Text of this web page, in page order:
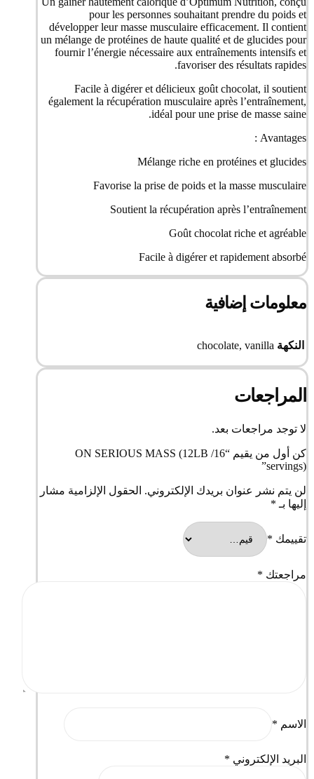
pour les personnes souhaitant prendre du poids et
développer leur masse musculaire efficacement. Il contient
un mélange de protéines de haute qualité et de glucides pour
fournir l’énergie nécessaire aux entraînements intensifs et
favoriser des résultats rapides.
Facile à digérer et délicieux goût chocolat, il soutient
également la récupération musculaire après l’entraînement,
idéal pour une prise de masse saine.
Avantages :
Mélange riche en protéines et glucides
Favorise la prise de poids et la masse musculaire
Soutient la récupération après l’entraînement
Goût chocolat riche et agréable
Facile à digérer et rapidement absorbé
معلومات إضافية
النكهة chocolate, vanilla
المراجعات
لا توجد مراجعات بعد.
كن أول من يقيم “ON SERIOUS MASS (12LB /16
servings)”
لن يتم نشر عنوان بريدك الإلكتروني. الحقول الإلزامية مشار
إليها بـ *
تقييمك *
مراجعتك *
الاسم *
البريد الإلكتروني *